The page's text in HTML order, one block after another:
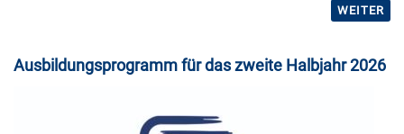
WEITER
Ausbildungsprogramm für das zweite Halbjahr 2026